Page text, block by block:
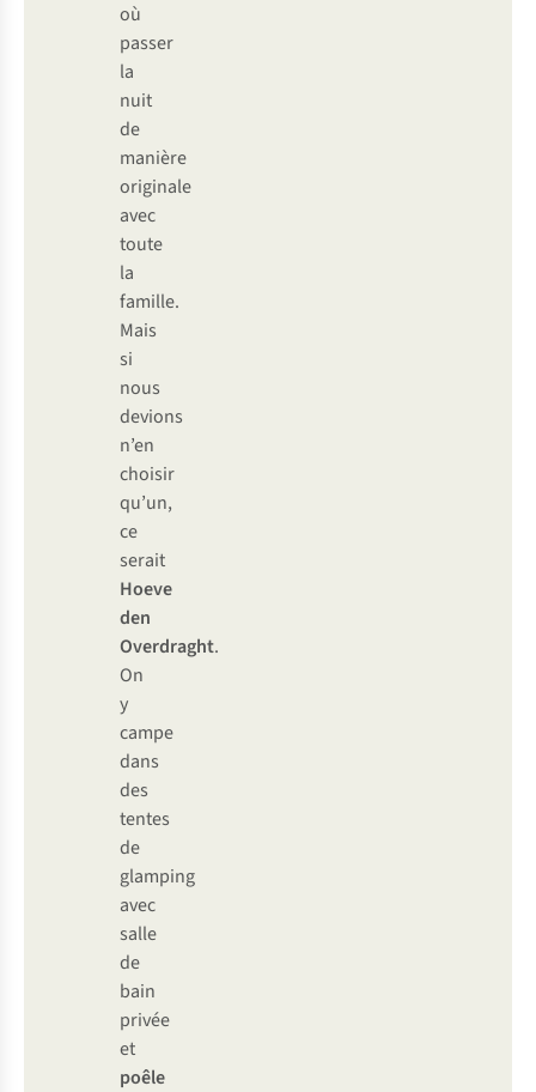
où
passer
la
nuit
de
manière
originale
avec
toute
la
famille.
Mais
si
nous
devions
n’en
choisir
qu’un,
ce
serait
Hoeve
den
Overdraght.
On
y
campe
dans
des
tentes
de
glamping
avec
salle
de
bain
privée
et
poêle